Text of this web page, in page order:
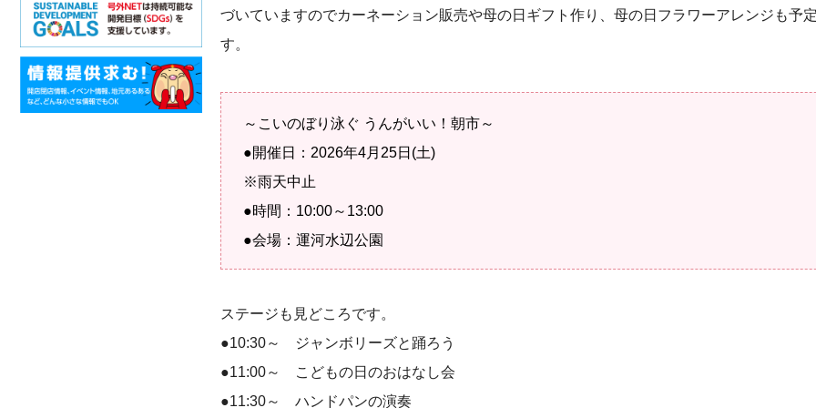
づいていますのでカーネーション販売や母の日ギフト作り、母の日フラワーアレンジも予
す。
～こいのぼり泳ぐ うんがいい！朝市～
●開催日：2026年4月25日(土)
※雨天中止
●時間：10:00～13:00
●会場：運河水辺公園
ステージも見どころです。
●10:30～ ジャンボリーズと踊ろう
●11:00～ こどもの日のおはなし会
●11:30～ ハンドパンの演奏